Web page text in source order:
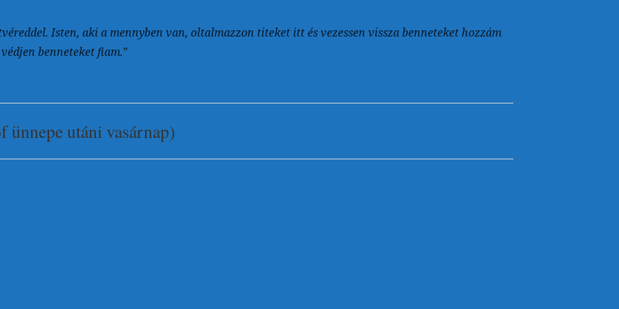
Isten, aki a mennyben van, oltalmazzon titeket itt és vezessen vissza benneteket hozzám
benneteket fiam.”
utáni vasárnap)